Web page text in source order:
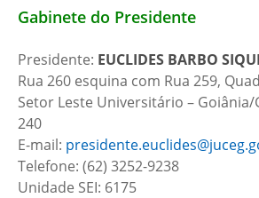
Gabinete do Presidente
Presidente: EUCLIDES BARBO
Rua 260 esquina com Rua 259,
Setor Leste Universitário – Goiânia/
240
E-mail:
Telefone: (62) 3252-9238
Unidade SEI: 6175